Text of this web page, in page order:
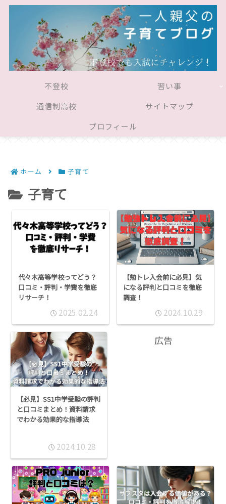
不登校
習い事
通信制高校
サイトマップ
プロフィール
ホーム 子育て
子育て
代々木高等学校ってどう？
口コミ・評判・学費を徹底
リサーチ！
2025.02.24
【勉トレ入会前に必見】気
になる評判と口コミを徹底
調査！
2024.10.29
【必見】SS1中学受験の評判
と口コミまとめ！資料請求
でわかる効果的な指導法
2024.10.28
広告